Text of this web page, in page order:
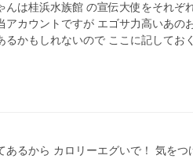
んは桂浜水族館 の宣伝大使をそれぞ
アカウントですが エゴサ力高いあの
かもしれないので ここに記しておく
あるから カロリーエグいで！ 気をつ